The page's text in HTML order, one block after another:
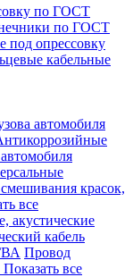
по ГОСТ
по ГОСТ
опрессовку
кабельные
автомобиля
красок,
все
акустические
кабель
Провод
Показать все